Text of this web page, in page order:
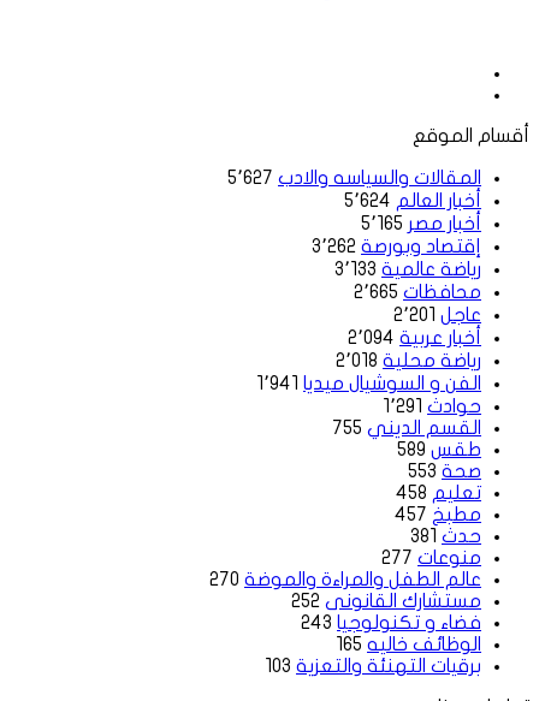
أقسام الموقع
المقالات والسياسه والادب 5٬627
أخبار العالم 5٬624
أخبار مصر 5٬165
إقتصاد وبورصة 3٬262
رياضة عالمية 3٬133
محافظات 2٬665
عاجل 2٬201
أخبار عربية 2٬094
رياضة محلية 2٬018
الفن و السوشيال ميديا 1٬941
حوادث 1٬291
القسم الديني 755
طقس 589
صحة 553
تعليم 458
مطبخ 457
حدث 381
منوعات 277
عالم الطفل والمراءة والموضة 270
مستشارك القانونى 252
فضاء و تكنولوجيا 243
الوظائف خاليه 165
برقيات التهنئة والتعزية 103